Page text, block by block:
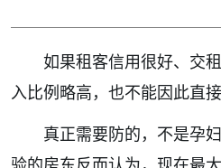
如果租客信用很好、交
入比例略高，也不能因此直接
真正需要防的，不是孕